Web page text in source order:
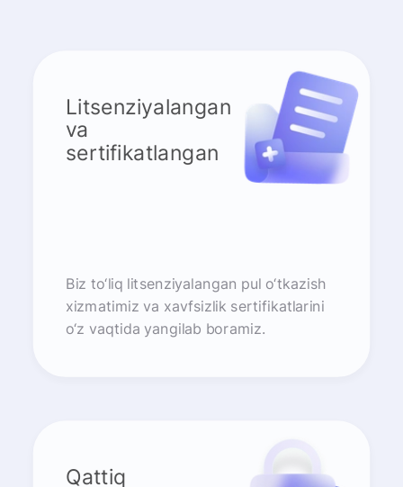
Litsenziyalangan
va
sertifikatlangan
Biz to‘liq litsenziyalangan pul o‘tkazish
xizmatimiz va xavfsizlik sertifikatlarini
o‘z vaqtida yangilab boramiz.
Qattiq